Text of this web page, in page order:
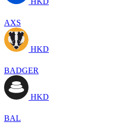
AXS
HKD
BADGER
HKD
BAL